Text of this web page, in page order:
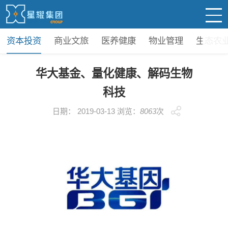
资本投资 商业文旅 医养健康 物业管理 生态农
华大基金、量化健康、解码生物
科技
日期： 2019-03-13 浏览： 8063次